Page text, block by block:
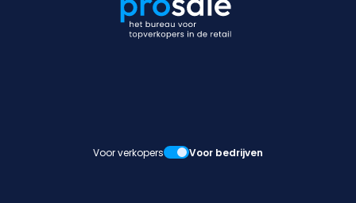
Voor verkopers Voor bedrijven